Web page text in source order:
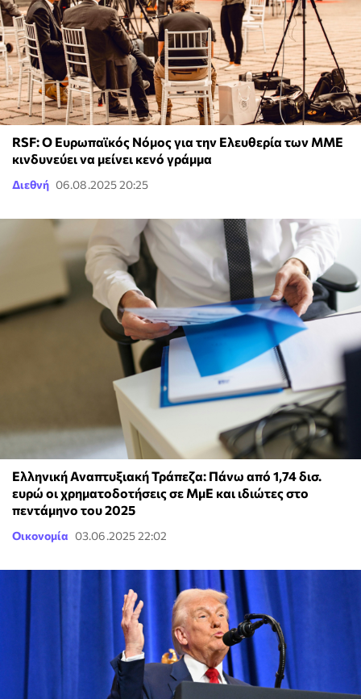
RSF: Ο Ευρωπαϊκός Νόμος για την Ελευθερία των ΜΜΕ
κινδυνεύει να μείνει κενό γράμμα
Διεθνή 06.08.2025 20:25
Ελληνική Αναπτυξιακή Τράπεζα: Πάνω από 1,74 δισ.
ευρώ οι χρηματοδοτήσεις σε ΜμΕ και ιδιώτες στο
πεντάμηνο του 2025
Οικονομία 03.06.2025 22:02